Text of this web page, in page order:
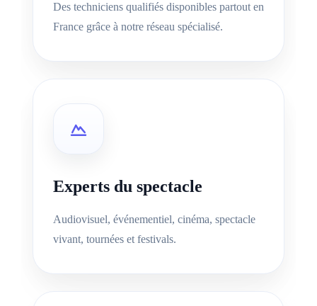
Des techniciens qualifiés disponibles partout en
France grâce à notre réseau spécialisé.
Experts du spectacle
Audiovisuel, événementiel, cinéma, spectacle
vivant, tournées et festivals.